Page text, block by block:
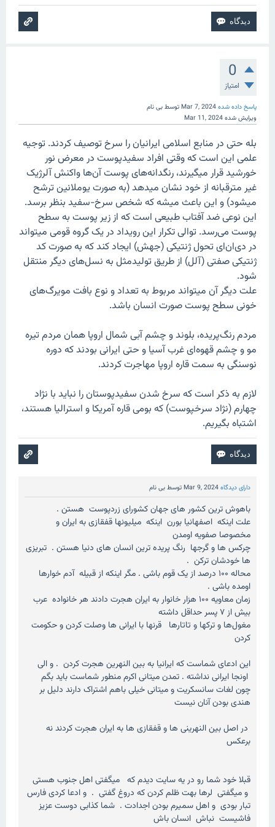
0
امتیاز
پاسخ داده شدهMar 7, 2024توسطبی نام
ویرایش شدهMar 11, 2024
بله حتی در منابع اسلامی ایرانیان را سرخ توصیف کردند. توجیه
علمی این است که وقتی افراد سفیدپوست در معرض نور
خورشید قرار میگیرند، رنگدانه‌های پوست آن‌ها واکنش آلرژیک
غیر مترقبانه از خود نشان میدهد (به صورت یوملانین ترشح
میشود) و این باعث میشه که شخص سرخ-سفید بنظر برسد.
این نوعی ضد آفتاب طبیعی است که از زیر پوست به سطح
پوست می‌رسد. توالی تکرار این رویداد در یک گروه قومی میتواند
در دی‌ان‌ای تحول ژنتیکی (جهش) ایجاد کند که به صورت کد
ژنتیکی صفتی (آلل) از طریق تولیدمثل به نسل‌های دیگر منتقل
شود.
علت دیگر آن میتواند مربوط به تعداد و نوع بافت مویرگ‌های
خونی سطح پوست صورت انسان باشد.
مردم رنگ‌پریده، بلوند و چشم آبی شمال اروپا همان مردم تیره
مو و چشم قهوه‌ای غرب آسیا و حتی ایرانی بودند که دوره
نوسنگی به سمت قاره اروپا مهاجرت کردند.
لازم به ذکر است که سرخ شدن سفیدپوستان را نباید با نژاد
چهارم (نژاد سرخپوست) که بومی قاره آمریکا و استرالیا هستند،
اشتباه بگیریم.
دارای دیدگاهMar 9, 2024توسطبی نام
باهوش ترین کشور های جهان کشورای زردپوست هستن .
علت اینکه اصفهانیا بورن اینکه میلیونها قفقازی به ایران و
مخصوصا صفویه اومدن
چرکس ها و گرجها رنگ پریده ترین انسان های دنیا هستن . تبریزی
ها خودشان ترکن .
محاله ۱۰۰ درصد از یک قوم باشی . مگر اینکه از قبیله آدم خوارها
اومده باشی .
زمان معاویه ۱۰۰ هزار خانوار به ایران هجرت دادند هر خانواده‌ عرب
بیش از ۷ پسر حداقل داشته
مغول‌ها و ترکها و تاتارها قرنها با ایرانی ها وصلت کردن و حکومت
کردن
این ادعای شماست که ایرانیا به بین النهرین هجرت کردن . و الی
اونجا ایرانی نداشته . تمدن میتانی اکرم منطور شماست باید بگم
چون لغات سانسکریت و میتانی خیلی باهم اشتراک دارند دلیل بر
هندی بودن آنان نیست
در اصل بین النهرینی ها و قفقازی ها به ایران هجرت کردند نه
برعکس
قبلا خود شما رو در یه سایت دیدم که میگفتی اهل جنوب هستی
و میگفتی لرها بهت ظلم کردن که دروغ گفتی . و ادعا کردی فارس
تبار بودی و اهل سمیرم بودن اجدادت . شما کذابی دوست عزیز
فاشیست نباش انسان باش